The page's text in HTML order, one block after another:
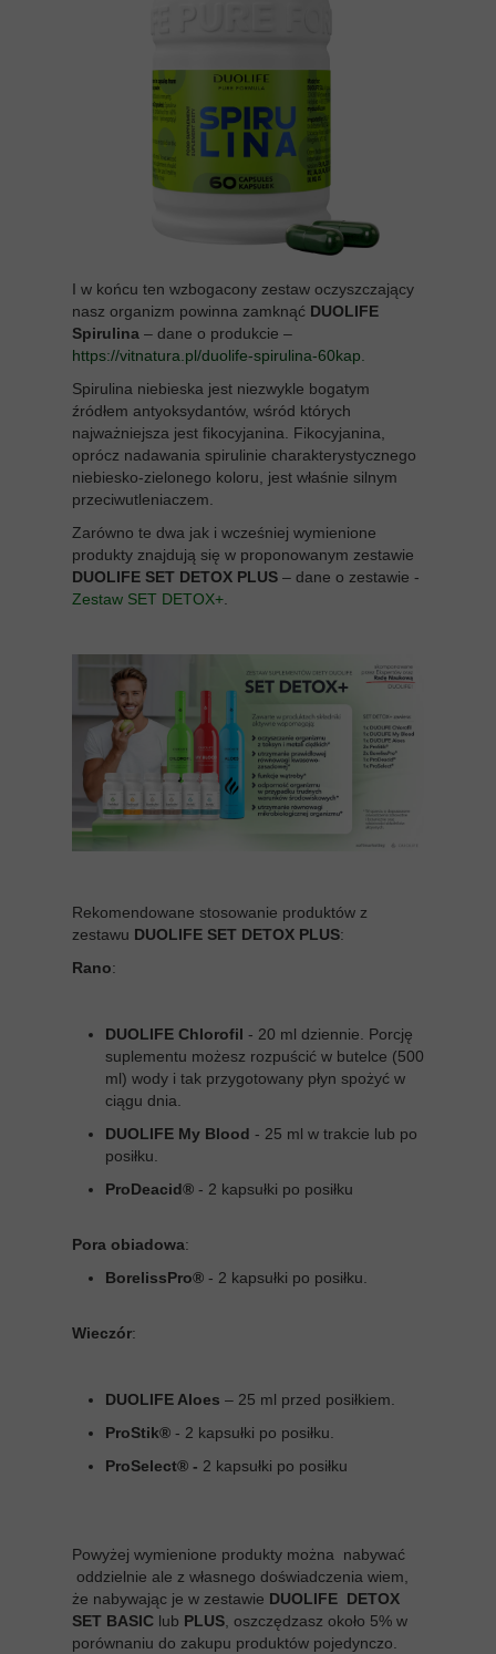
I w końcu ten wzbogacony zestaw oczyszczający
nasz organizm powinna zamknąć DUOLIFE
Spirulina – dane o produkcie –
https://vitnatura.pl/duolife-spirulina-60kap
Spirulina niebieska jest niezwykle bogatym
źródłem antyoksydantów, wśród których
najważniejsza jest fikocyjanina. Fikocyjanina,
oprócz nadawania spirulinie charakterystycznego
niebiesko-zielonego koloru, jest właśnie silnym
przeciwutleniaczem.
Zarówno te dwa jak i wcześniej wymienione
produkty znajdują się w proponowanym zestawie
DUOLIFE SET DETOX PLUS – dane o zestawie -
Zestaw SET DETOX+
Rekomendowane stosowanie produktów z
zestawu DUOLIFE SET DETOX PLUS:
Rano:
DUOLIFE Chlorofil - 20 ml dziennie. Porcję
suplementu możesz rozpuścić w butelce (500
ml) wody i tak przygotowany płyn spożyć w
ciągu dnia.
DUOLIFE My Blood - 25 ml w trakcie lub po
posiłku.
ProDeacid® - 2 kapsułki po posiłku
Pora obiadowa:
BorelissPro® - 2 kapsułki po posiłku.
Wieczór:
DUOLIFE Aloes – 25 ml przed posiłkiem.
ProStik® - 2 kapsułki po posiłku.
ProSelect® - 2 kapsułki po posiłku
Powyżej wymienione produkty można nabywać
oddzielnie ale z własnego doświadczenia wiem,
że nabywając je w zestawie DUOLIFE DETOX
SET BASIC lub PLUS, oszczędzasz około 5% w
porównaniu do zakupu produktów pojedynczo.